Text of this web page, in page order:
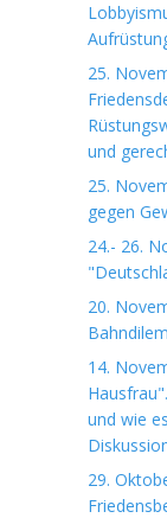
25.
und
25.
gegen
24.- 26.
20.
14.
und wie
29.